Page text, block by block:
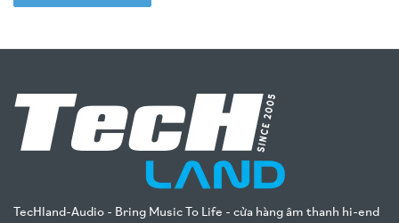
TecHland-Audio - Bring Music To Life - cửa hàng âm thanh hi-end